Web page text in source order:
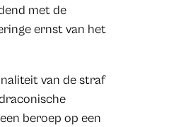
met de
ernst van het
van de straf
beroep op een